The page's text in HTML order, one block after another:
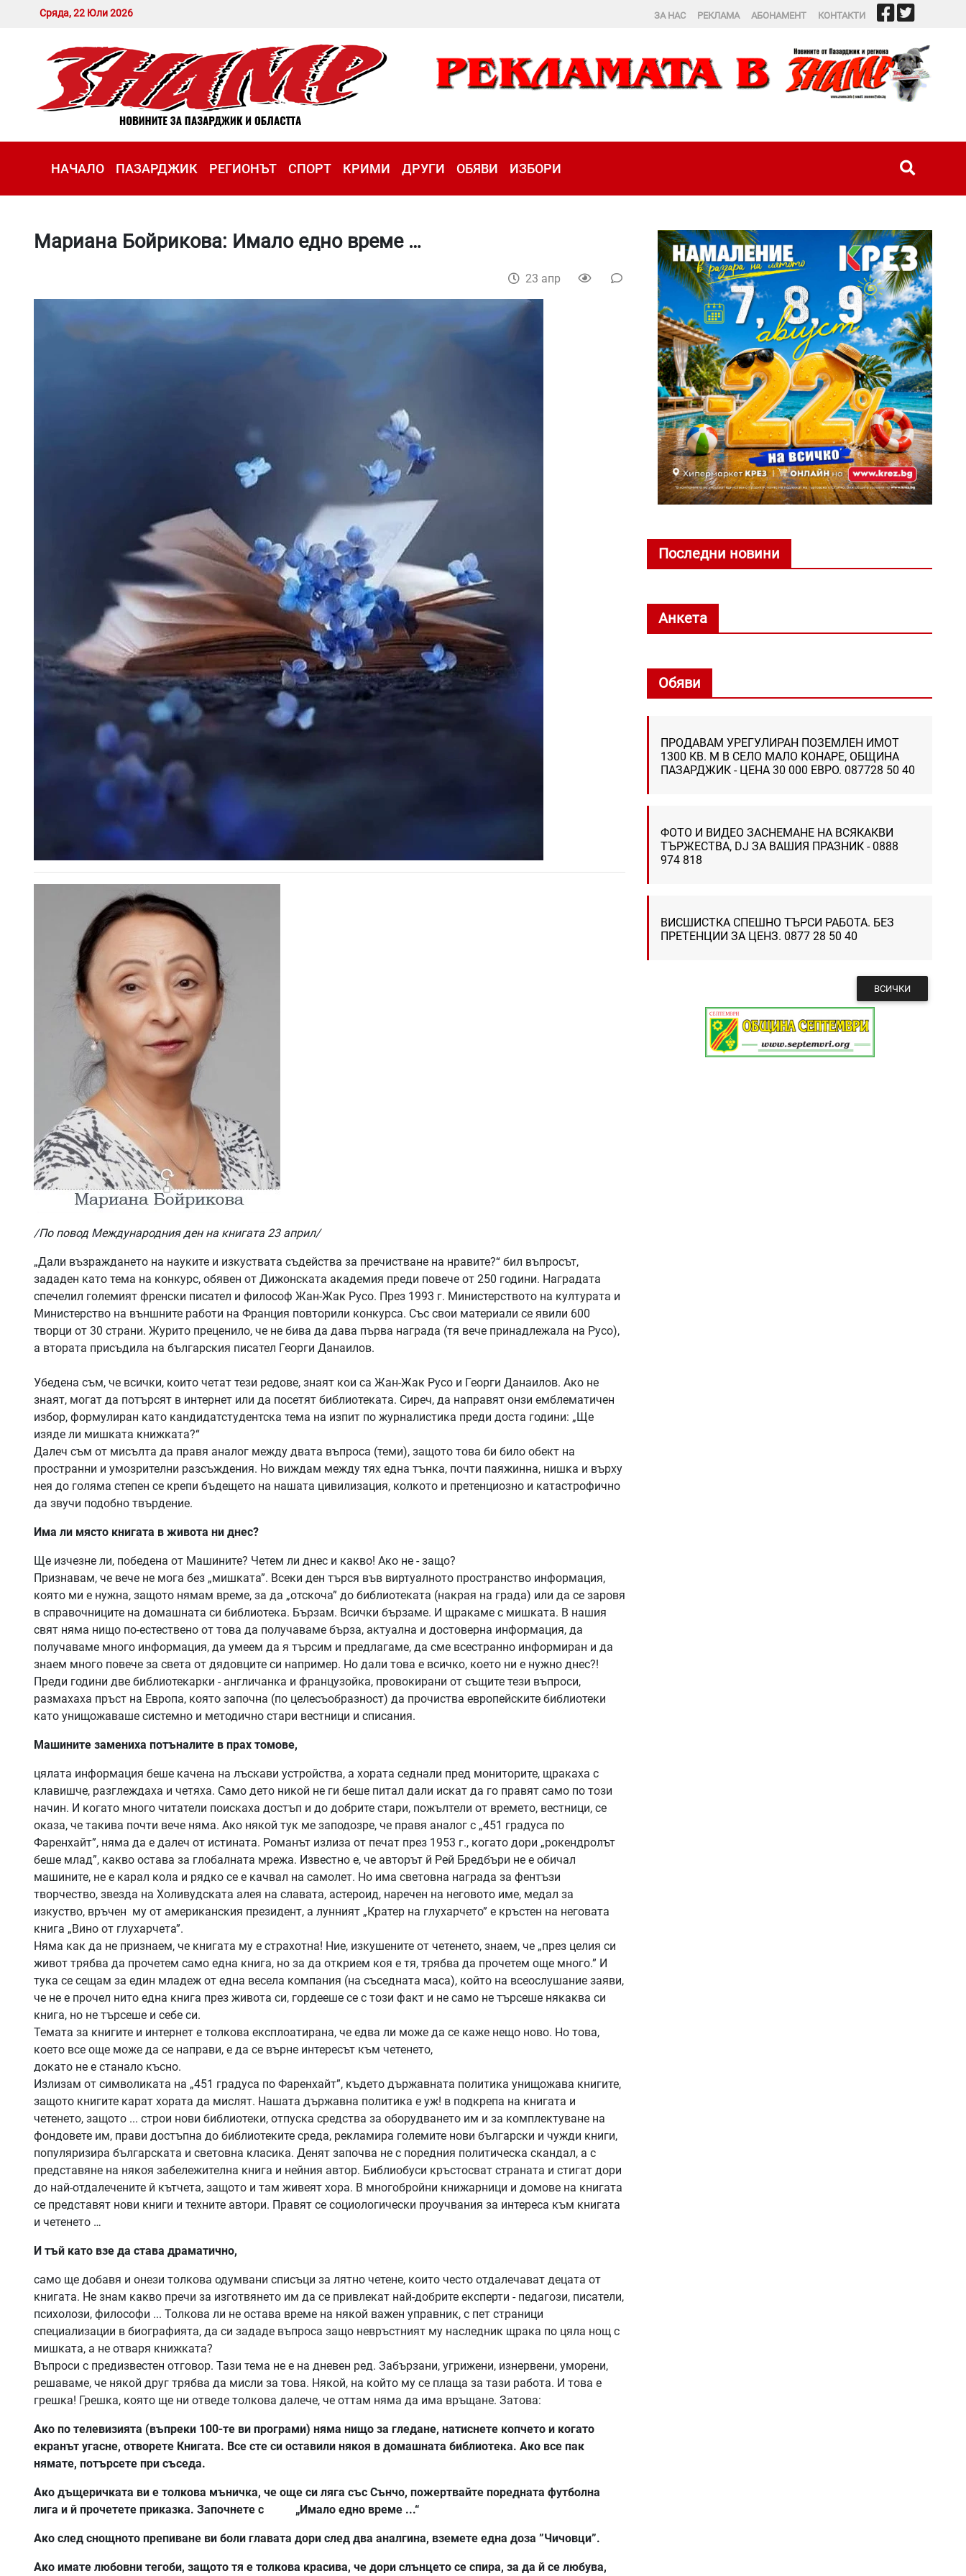
Сряда, 22 Юли 2026 ЗА НАС РЕКЛАМА АБОНАМЕНТ КОНТАКТИ
НАЧАЛО ПАЗАРДЖИК РЕГИОНЪТ СПОРТ КРИМИ ДРУГИ ОБЯВИ ИЗБОРИ
Мариана Бойрикова: Имало едно време …
23 апр
/По повод Международния ден на книгата 23 април/
„Дали възраждането на науките и изкуствата съдейства за пречистване на нравите?“ бил въпросът,
зададен като тема на конкурс, обявен от Дижонската академия преди повече от 250 години. Наградата
спечелил големият френски писател и философ Жан-Жак Русо. През 1993 г. Министерството на културата и
Министерство на външните работи на Франция повторили конкурса. Със свои материали се явили 600
творци от 30 страни. Журито преценило, че не бива да дава първа награда (тя вече принадлежала на Русо),
а втората присъдила на българския писател Георги Данаилов.
Убедена съм, че всички, които четат тези редове, знаят кои са Жан-Жак Русо и Георги Данаилов. Ако не
знаят, могат да потърсят в интернет или да посетят библиотеката. Сиреч, да направят онзи емблематичен
избор, формулиран като кандидатстудентска тема на изпит по журналистика преди доста години: „Ще
изяде ли мишката книжката?“
Далеч съм от мисълта да правя аналог между двата въпроса (теми), защото това би било обект на
пространни и умозрителни разсъждения. Но виждам между тях една тънка, почти паяжинна, нишка и върху
нея до голяма степен се крепи бъдещето на нашата цивилизация, колкото и претенциозно и катастрофично
да звучи подобно твърдение.
Има ли място книгата в живота ни днес?
Ще изчезне ли, победена от Машините? Четем ли днес и какво! Ако не - защо?
Признавам, че вече не мога без „мишката”. Всеки ден търся във виртуалното пространство информация,
която ми е нужна, защото нямам време, за да „отскоча” до библиотеката (накрая на града) или да се заровя
в справочниците на домашната си библиотека. Бързам. Всички бързаме. И щракаме с мишката. В нашия
свят няма нищо по-естествено от това да получаваме бърза, актуална и достоверна информация, да
получаваме много информация, да умеем да я търсим и предлагаме, да сме всестранно информиран и да
знаем много повече за света от дядовците си например. Но дали това е всичко, което ни е нужно днес?!
Преди години две библиотекарки - англичанка и французойка, провокирани от същите тези въпроси,
размахаха пръст на Европа, която започна (по целесъобразност) да прочиства европейските библиотеки
като унищожаваше системно и методично стари вестници и списания.
Машините замениха потъналите в прах томове,
цялата информация беше качена на лъскави устройства, а хората седнали пред мониторите, щракаха с
клавишче, разглеждаха и четяха. Само дето никой не ги беше питал дали искат да го правят само по този
начин. И когато много читатели поискаха достъп и до добрите стари, пожълтели от времето, вестници, се
оказа, че такива почти вече няма. Ако някой тук ме заподозре, че правя аналог с „451 градуса по
Фаренхайт”, няма да е далеч от истината. Романът излиза от печат през 1953 г., когато дори „рокендролът
беше млад”, какво остава за глобалната мрежа. Известно е, че авторът й Рей Бредбъри не е обичал
машините, не е карал кола и рядко се е качвал на самолет. Но има световна награда за фентъзи
творчество, звезда на Холивудската алея на славата, астероид, наречен на неговото име, медал за
изкуство, връчен му от американския президент, а лунният „Кратер на глухарчето” е кръстен на неговата
книга „Вино от глухарчета”.
Няма как да не признаем, че книгата му е страхотна! Ние, изкушените от четенето, знаем, че „през целия си
живот трябва да прочетем само една книга, но за да открием коя е тя, трябва да прочетем още много.” И
тука се сещам за един младеж от една весела компания (на съседната маса), който на всеослушание заяви,
че не е прочел нито една книга през живота си, гордееше се с този факт и не само не търсеше някаква си
книга, но не търсеше и себе си.
Темата за книгите и интернет е толкова експлоатирана, че едва ли може да се каже нещо ново. Но това,
което все още може да се направи, е да се върне интересът към четенето,
докато не е станало късно.
Излизам от символиката на „451 градуса по Фаренхайт”, където държавната политика унищожава книгите,
защото книгите карат хората да мислят. Нашата държавна политика е уж! в подкрепа на книгата и
четенето, защото ... строи нови библиотеки, отпуска средства за оборудването им и за комплектуване на
фондовете им, прави достъпна до библиотеките среда, рекламира големите нови български и чужди книги,
популяризира българската и световна класика. Денят започва не с поредния политическа скандал, а с
представяне на някоя забележителна книга и нейния автор. Библиобуси кръстосват страната и стигат дори
до най-отдалечените й кътчета, защото и там живеят хора. В многобройни книжарници и домове на книгата
се представят нови книги и техните автори. Правят се социологически проучвания за интереса към книгата
и четенето …
И тъй като взе да става драматично,
само ще добавя и онези толкова одумвани списъци за лятно четене, които често отдалечават децата от
книгата. Не знам какво пречи за изготвянето им да се привлекат най-добрите експерти - педагози, писатели,
психолози, философи ... Толкова ли не остава време на някой важен управник, с пет страници
специализации в биографията, да си зададе въпроса защо невръстният му наследник щрака по цяла нощ с
мишката, а не отваря книжката?
Въпроси с предизвестен отговор. Тази тема не е на дневен ред. Забързани, угрижени, изнервени, уморени,
решаваме, че някой друг трябва да мисли за това. Някой, на който му се плаща за тази работа. И това е
грешка! Грешка, която ще ни отведе толкова далече, че оттам няма да има връщане. Затова:
Ако по телевизията (въпреки 100-те ви програми) няма нищо за гледане, натиснете копчето и когато
екранът угасне, отворете Книгата. Все сте си оставили някоя в домашната библиотека. Ако все пак
нямате, потърсете при съседа.
Ако дъщеричката ви е толкова мъничка, че още си ляга със Сънчо, пожертвайте поредната футболна
лига и й прочетете приказка. Започнете с „Имало едно време ...“
Ако след снощното препиване ви боли главата дори след два аналгина, вземете една доза ”Чичовци”.
Ако имате любовни тегоби, защото тя е толкова красива, че дори слънцето се спира, за да й се любува,
Последни новини
Анкета
Обяви
ПРОДАВАМ УРЕГУЛИРАН ПОЗЕМЛЕН ИМОТ
1300 КВ. М В СЕЛО МАЛО КОНАРЕ, ОБЩИНА
ПАЗАРДЖИК - ЦЕНА 30 000 ЕВРО. 087728 50 40
ФОТО И ВИДЕО ЗАСНЕМАНЕ НА ВСЯКАКВИ
ТЪРЖЕСТВА, DJ ЗА ВАШИЯ ПРАЗНИК - 0888
974 818
ВИСШИСТКА СПЕШНО ТЪРСИ РАБОТА. БЕЗ
ПРЕТЕНЦИИ ЗА ЦЕНЗ. 0877 28 50 40
ВСИЧКИ